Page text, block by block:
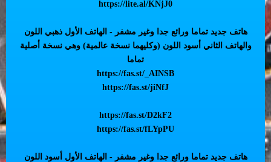
https://lite.al/KNjJ0
هاتف جديد تماما ورائع جدا وغير مشفر - الهاتف الأول ذهبي اللون
والهاتف الثاني أسود اللون (وكليهما نسخة عالمية) وهي نسخة أصلية
تماما
https://fas.st/_AINSB
https://fas.st/jiNfJ
https://fas.st/D2kF2
https://fas.st/fLYpPU
هاتف جديد تماما ورائع جدا وغير مشفر - الهاتف الأول أسود اللون